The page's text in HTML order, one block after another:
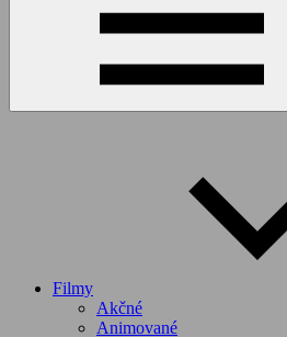
Filmy
Akčné
Animované